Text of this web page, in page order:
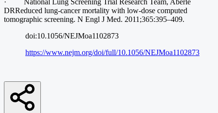
· National Lung Screening Trial Research Team, Aberle
DRReduced lung-cancer mortality with low-dose computed
tomographic screening. N Engl J Med. 2011;365:395–409.
doi:10.1056/NEJMoa1102873
https://www.nejm.org/doi/full/10.1056/NEJMoa1102873